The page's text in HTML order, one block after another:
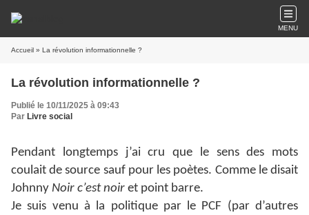
MENU
Accueil » La révolution informationnelle ?
La révolution informationnelle ?
Publié le 10/11/2025 à 09:43
Par Livre social
Pendant longtemps j’ai cru que le sens des mots
coulait de source sauf pour les poètes. Comme le disait
Johnny Noir c’est noir et point barre.
Je suis venu à la politique par le PCF (par d’autres